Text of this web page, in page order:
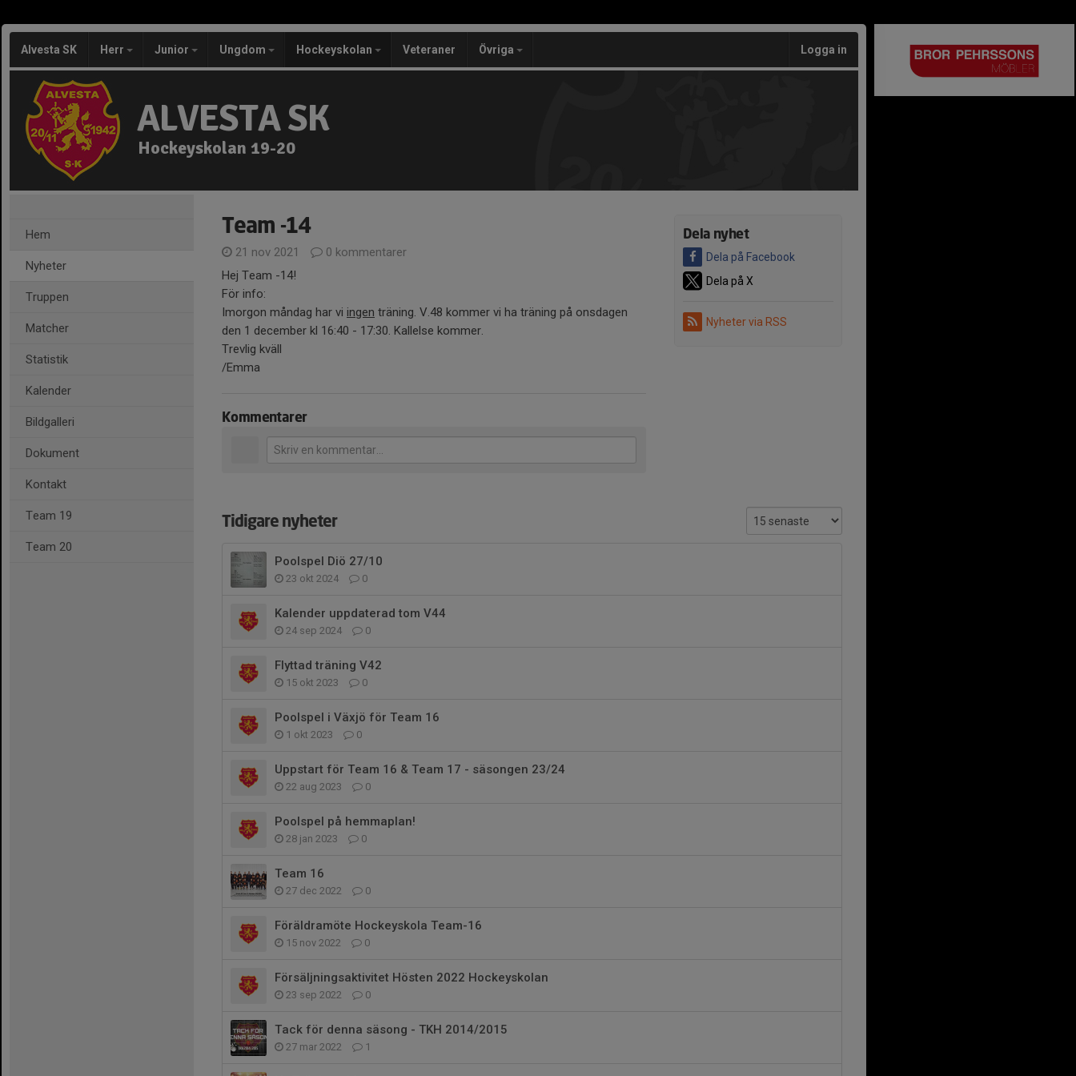
Alvesta SK Herr Junior Ungdom Hockeyskolan Veteraner Övriga Logga in
ALVESTA SK
Hockeyskolan 19-20
Hem
Nyheter
Truppen
Matcher
Statistik
Kalender
Bildgalleri
Dokument
Kontakt
Team 19
Team 20
Dela nyhet
Dela på Facebook
Dela på X
Nyheter via RSS
Team -14
21 nov 2021
0 kommentarer
Hej Team -14!
För info:
Imorgon måndag har vi ingen träning. V.48 kommer vi ha träning på onsdagen
den 1 december kl 16:40 - 17:30. Kallelse kommer.
Trevlig kväll
/Emma
Kommentarer
Tidigare nyheter
Poolspel Diö 27/10
23 okt 2024 0
Kalender uppdaterad tom V44
24 sep 2024 0
Flyttad träning V42
15 okt 2023 0
Poolspel i Växjö för Team 16
1 okt 2023 0
Uppstart för Team 16 & Team 17 - säsongen 23/24
22 aug 2023 0
Poolspel på hemmaplan!
28 jan 2023 0
Team 16
27 dec 2022 0
Föräldramöte Hockeyskola Team-16
15 nov 2022 0
Försäljningsaktivitet Hösten 2022 Hockeyskolan
23 sep 2022 0
Tack för denna säsong - TKH 2014/2015
27 mar 2022 1